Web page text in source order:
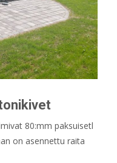
80:mm paksuisetl
on asennettu raita